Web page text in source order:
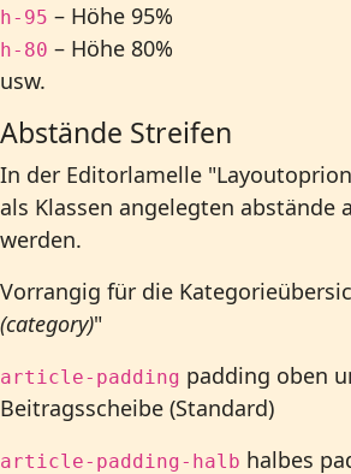
h-95 – Höhe 95%
h-80 – Höhe 80%
usw.
Abstände Streifen
In der Editorlamelle
als Klassen angelegten abstände
werden.
Vorrangig für die
(category)"
article-padding padding oben
Beitragsscheibe (Standard)
article-padding-halb halbes